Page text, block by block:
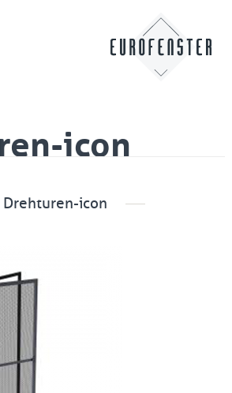
icon
Drehturen-icon